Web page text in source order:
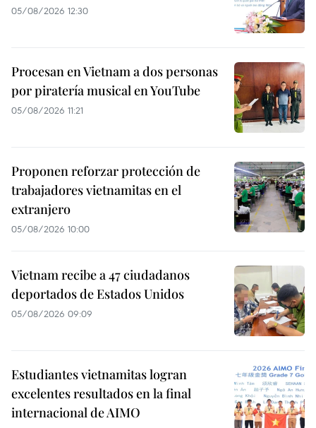
05/08/2026 12:30
Procesan en Vietnam a dos personas
por piratería musical en YouTube
05/08/2026 11:21
Proponen reforzar protección de
trabajadores vietnamitas en el
extranjero
05/08/2026 10:00
Vietnam recibe a 47 ciudadanos
deportados de Estados Unidos
05/08/2026 09:09
Estudiantes vietnamitas logran
excelentes resultados en la final
internacional de AIMO